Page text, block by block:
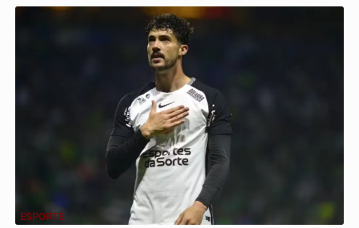
ESPORTE